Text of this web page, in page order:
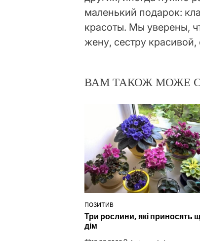
маленький подарок:
красоты. Мы уверены,
жену, сестру красивой,
ВАМ ТАКОЖ МОЖЕ
ОПУБЛІКУВАТИ
ПОЗИТИВ
Три рослини, які приносять
дім